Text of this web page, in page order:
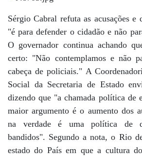
Sérgio Cabral refuta as acusações e
"é para defender o cidadão e não
O governador continua achando
certo: "Não contemplamos e não
cabeça de policiais." A
Social da Secretaria de Estado
dizendo que "a chamada política de
maior argumento é o aumento dos
na verdade é uma política de
bandidos". Segundo a nota, o Rio
estado do País em que a cultura